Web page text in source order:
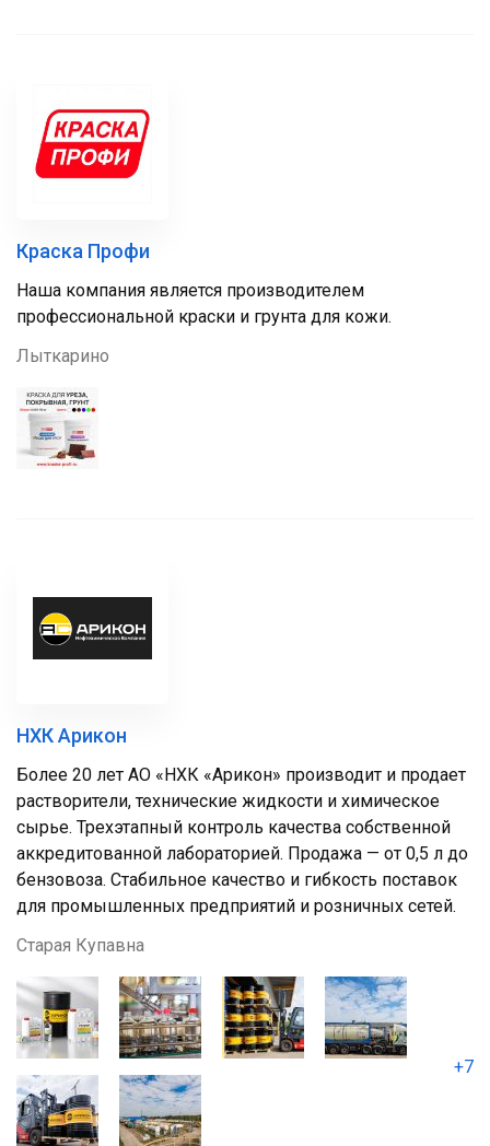
Краска Профи
Наша компания является производителем
профессиональной краски и грунта для кожи.
Лыткарино
НХК Арикон
Более 20 лет АО «НХК «Арикон» производит и продает
растворители, технические жидкости и химическое
сырье. Трехэтапный контроль качества собственной
аккредитованной лабораторией. Продажа — от 0,5 л до
бензовоза. Стабильное качество и гибкость поставок
для промышленных предприятий и розничных сетей.
Старая Купавна
+7